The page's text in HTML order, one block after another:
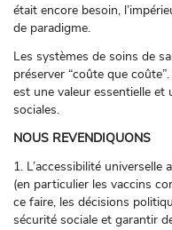
était encore besoin,
de paradigme.
Les systèmes de soins de
préserver “coûte que
est une valeur essentielle et
sociales.
NOUS REVENDIQUONS
1. L’accessibilité
(en particulier les vaccins
ce faire, les décisions
sécurité sociale et garantir